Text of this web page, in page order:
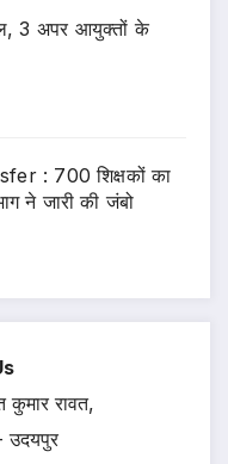
3 अपर आयुक्तों के
: 700 शिक्षकों का
ने जारी की जंबो
कुमार रावत,
उदयपुर